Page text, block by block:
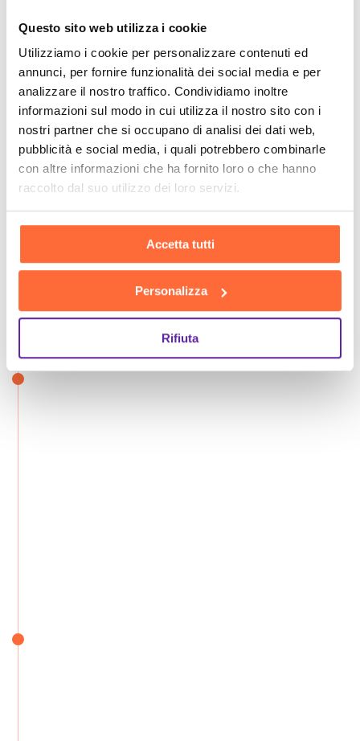
Questo sito web utilizza i cookie
Utilizziamo i cookie per personalizzare contenuti ed
annunci, per fornire funzionalità dei social media e per
analizzare il nostro traffico. Condividiamo inoltre
informazioni sul modo in cui utilizza il nostro sito con i
nostri partner che si occupano di analisi dei dati web,
pubblicità e social media, i quali potrebbero combinarle
con altre informazioni che ha fornito loro o che hanno
raccolto dal suo utilizzo dei loro servizi.
Accetta tutti
Personalizza
Rifiuta